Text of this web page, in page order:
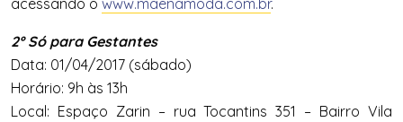
acessando o www.maenamoda.com.br.
2ºSópara Gestantes
Data: 01/04/2017 (sábado)
Horário: 9h às 13h
Local: Espaço Zarin – rua Tocantins 351 – Bairro Vila